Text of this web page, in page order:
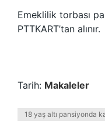
Emeklilik torbası
PTTKART’tan alınır.
Tarih: Makaleler
18 yaş altı pansiyonda